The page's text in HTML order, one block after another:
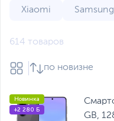
Xiaomi Samsung
614 товаров
по новизне
Новинка
+2 280 Б
GB,